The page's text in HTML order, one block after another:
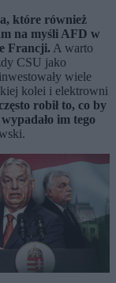
które również
na myśli AFD w
Francji. A warto
CSU jako
wiele
kolei i elektrowni
robił to, co by
im tego